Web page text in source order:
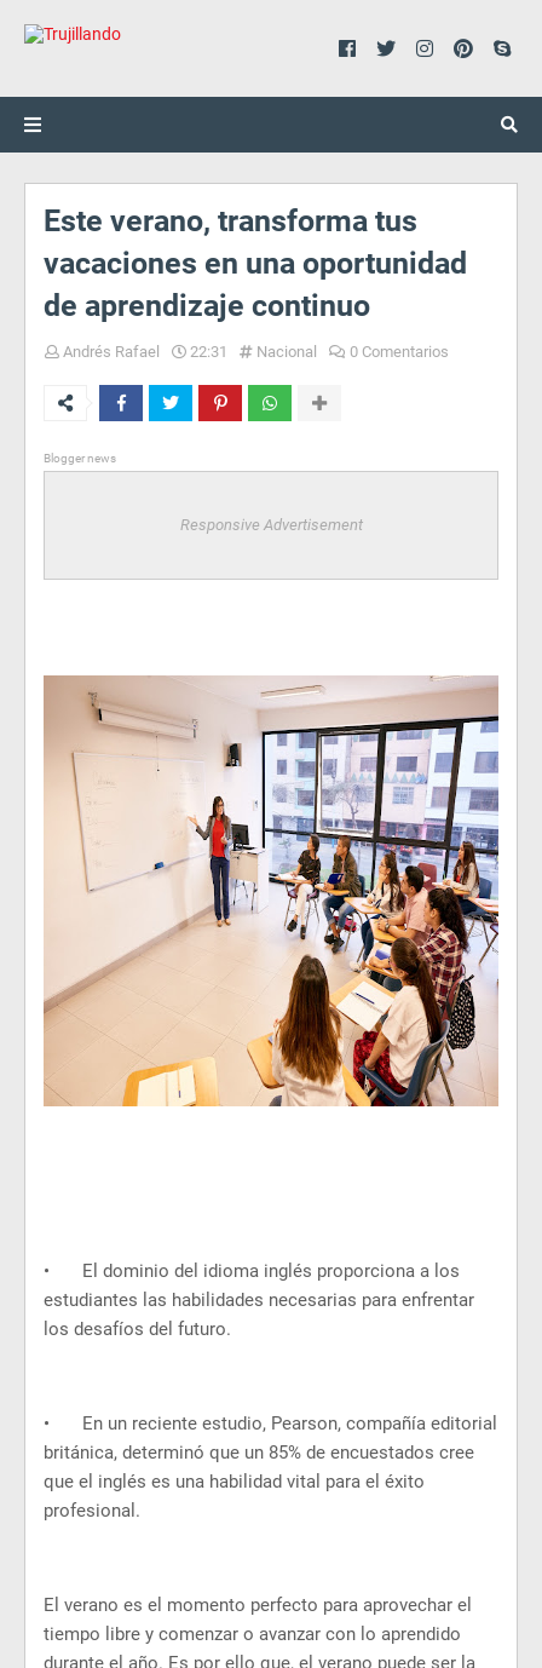
Este verano, transforma tus
vacaciones en una oportunidad
de aprendizaje continuo
Andrés Rafael 22:31 Nacional 0 Comentarios
Blogger news
Responsive Advertisement
•
El dominio del idioma inglés proporciona a los
estudiantes las habilidades necesarias para enfrentar
los desafíos del futuro.
•
En un reciente estudio, Pearson, compañía editorial
británica, determinó que un 85% de encuestados cree
que el inglés es una habilidad vital para el éxito
profesional.
El verano es el momento perfecto para aprovechar el
tiempo libre y comenzar o avanzar con lo aprendido
durante el año. Es por ello que, el verano puede ser la